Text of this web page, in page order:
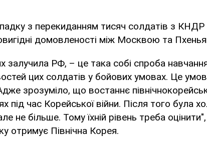
з перекиданням тисяч солдатів з
домовленості між Москвою та
залучила РФ, – це така собі спроба
цих солдатів у бойових умовах. Це
зрозуміло, що востаннє
під час Корейської війни. Після того була
не більше. Тому їхній рівень треба
отримує Північна Корея.